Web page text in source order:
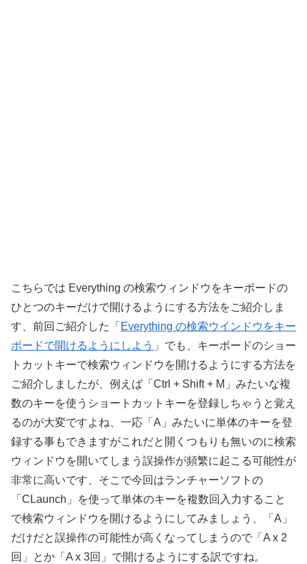
こちらでは Everything の検索ウィンドウをキーボードの
ひとつのキーだけで開けるようにする方法をご紹介しま
す、前回ご紹介した「 Everything の検索ウインドウをキー
ボードで開けるようにしよう 」でも、キーボードのショー
トカットキーで検索ウィンドウを開けるようにする方法を
ご紹介しましたが、例えば「Ctrl + Shift + M」みたいな複
数のキーを使うショートカットキーを登録しちゃうと覚え
るのが大変ですよね、一応「A」みたいに単体のキーを登
録する事もできますがこれだと開くつもりも無いのに検索
ウィンドウを開いてしまう誤操作が頻繁に起こる可能性が
非常に高いです、そこで今回はランチャーソフトの
「CLaunch」を使って単体のキーを複数回入力すること
で検索ウィンドウを開けるようにしてみましょう、「A」
だけだと誤操作の可能性が高くなってしまうので「A x 2
回」とか「A x 3回」で開けるようにする訳ですね。